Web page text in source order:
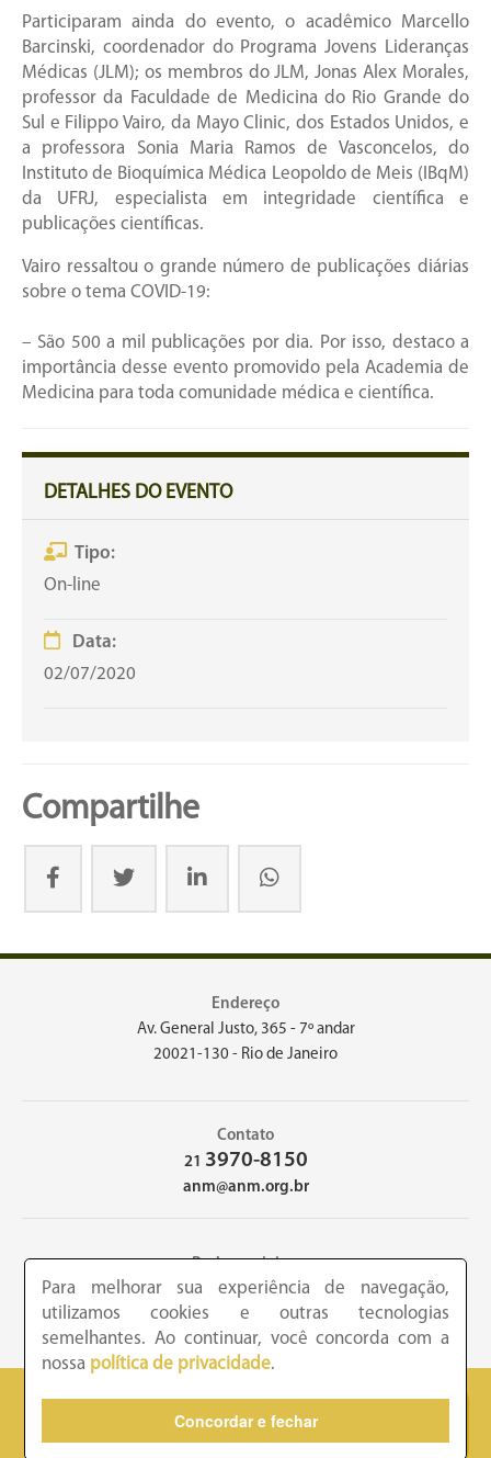
Participaram ainda do evento, o acadêmico Marcello
Barcinski, coordenador do Programa Jovens Lideranças
Médicas (JLM); os membros do JLM, Jonas Alex Morales,
professor da Faculdade de Medicina do Rio Grande do
Sul e Filippo Vairo, da Mayo Clinic, dos Estados Unidos, e
a professora Sonia Maria Ramos de Vasconcelos, do
Instituto de Bioquímica Médica Leopoldo de Meis (IBqM)
da UFRJ, especialista em integridade científica e
publicações científicas.
Vairo ressaltou o grande número de publicações diárias
sobre o tema COVID-19:
– São 500 a mil publicações por dia. Por isso, destaco a
importância desse evento promovido pela Academia de
Medicina para toda comunidade médica e científica.
DETALHES DO EVENTO
Tipo:
On-line
Data:
02/07/2020
Compartilhe
Endereço
Av. General Justo, 365 - 7º andar
20021-130 - Rio de Janeiro
Contato
21 3970-8150
anm@anm.org.br
Redes sociais
2026 - Academia Nacional de Medicina - Copyright © todos os
direitos reservados
Para melhorar sua experiência de navegação,
utilizamos cookies e outras tecnologias
semelhantes. Ao continuar, você concorda com a
nossa política de privacidade.
Concordar e fechar